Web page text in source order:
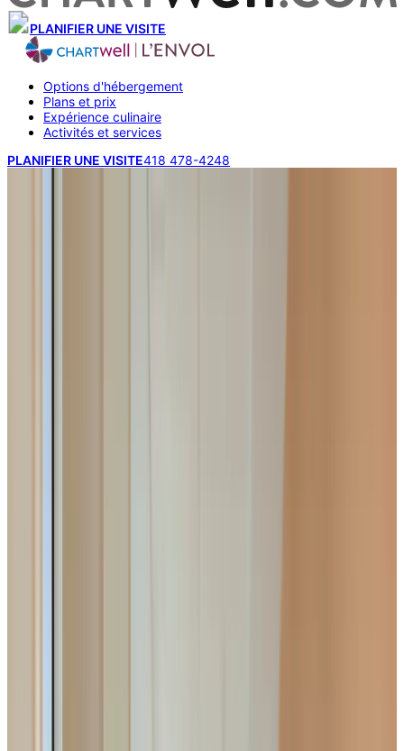
PLANIFIER UNE VISITE
Options d'hébergement
Plans et prix
Expérience culinaire
Activités et services
PLANIFIER UNE VISITE418 478-4248